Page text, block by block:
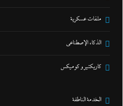
ملفات عسكرية
الذكاء الإصطناعي
كاريكتير و كوميكس
الخدمة الناطقة